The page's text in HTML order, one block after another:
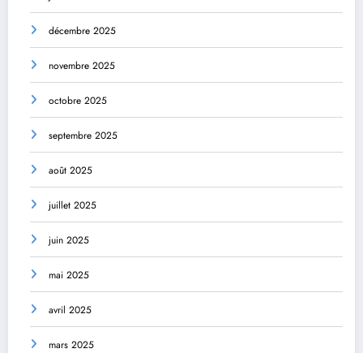
décembre 2025
novembre 2025
octobre 2025
septembre 2025
août 2025
juillet 2025
juin 2025
mai 2025
avril 2025
mars 2025